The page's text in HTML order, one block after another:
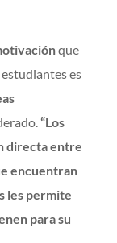
que
es
“Los
directa entre
encuentran
les permite
para su